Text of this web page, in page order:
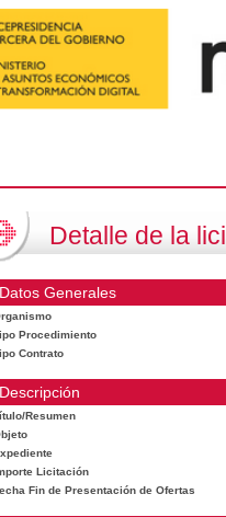
Detalle de la
Datos Generales
Procedimiento
Contrato
Descripción
Resumen
Licitación
Fin de Presentación de Ofertas